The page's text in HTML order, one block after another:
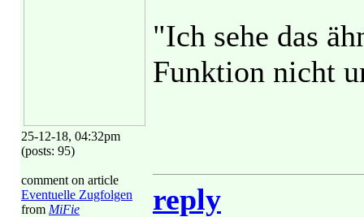
25-12-18, 04:32pm
(posts: 95)
comment on article
Eventuelle Zugfolgen
from MiFie
"Ich sehe das
Funktion nicht
reply